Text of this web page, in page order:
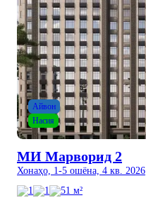
Насия
Айвон
МИ Марворид 2
Хонаҳо, 1-5 ошёна, 4 кв. 2026
1
1 51 м²